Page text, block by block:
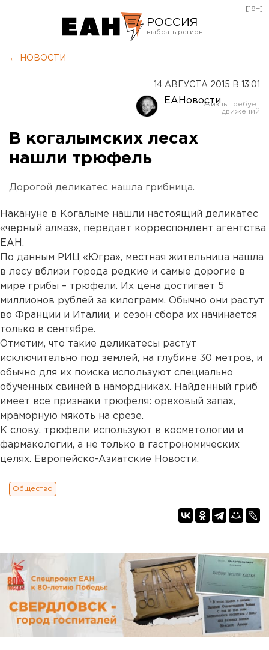
РОССИЯ
Оренбург
[18+]
← НОВОСТИ
14 АВГУСТА 2015 В 13:01
ЕАНовости
В когалымских лесах
нашли трюфель
Дорогой деликатес нашла грибница.
Накануне в Когалыме нашли настоящий деликатес
«черный алмаз», передает корреспондент агентства
ЕАН.
По данным РИЦ «Югра», местная жительница нашла
в лесу вблизи города редкие и самые дорогие в
мире грибы – трюфели. Их цена достигает 5
миллионов рублей за килограмм. Обычно они растут
во Франции и Италии, и сезон сбора их начинается
только в сентябре.
Отметим, что такие деликатесы растут
исключительно под землей, на глубине 30 метров, и
обычно для их поиска используют специально
обученных свиней в намордниках. Найденный гриб
имеет все признаки трюфеля: ореховый запах,
мраморную мякоть на срезе.
К слову, трюфели используют в косметологии и
фармакологии, а не только в гастрономических
целях. Европейско-Азиатские Новости.
Общество